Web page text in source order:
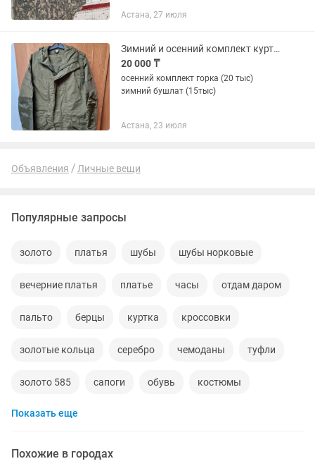
Астана, 27 июля
Зимний и осенний комплект куртка
20 000 ₸
осенний комплект горка (20 тыс)
зимний бушлат (15тыс)
Астана, 23 июля
Объявления Личные вещи
Популярные запросы
золото платья шубы шубы норковые
вечерние платья платье часы отдам даром
пальто берцы куртка кроссовки
золотые кольца серебро чемоданы туфли
золото 585 сапоги обувь костюмы
кольца норковые шубы новые
Показать еще
Похожие в городах